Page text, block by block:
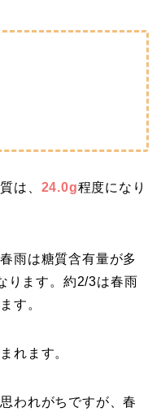
は、 24.0g程度になり
雨は糖質含有量が多
ります。約2/3は春雨
す。
れます。
われがちですが、春